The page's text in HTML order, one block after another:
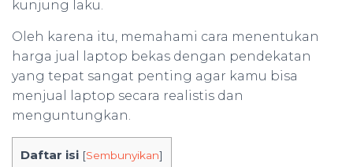
kunjung laku.
Oleh karena itu, memahami cara menentukan
harga jual laptop bekas dengan pendekatan
yang tepat sangat penting agar kamu bisa
menjual laptop secara realistis dan
menguntungkan.
Daftar isi [Sembunyikan]